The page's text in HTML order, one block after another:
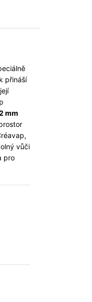
přináší
mm
vůči
pro